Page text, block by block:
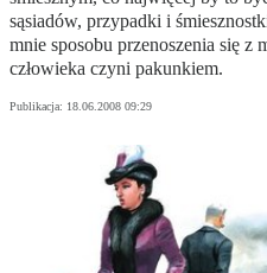
sąsiadów, przypadki i
mnie sposobu przenoszenia się z
człowieka czyni pakunkiem.
Publikacja: 18.06.2008 09:29